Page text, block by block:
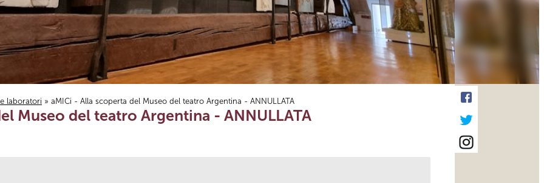
laboratori » aMICi - Alla scoperta del Museo del teatro Argentina - ANNULLATA
Museo del teatro Argentina - ANNULLATA